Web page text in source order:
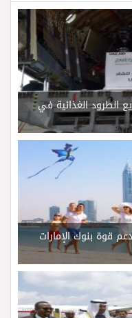
الطرود الغذائية في
قوة بنوك الإمارات